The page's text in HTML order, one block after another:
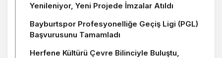
Yenileniyor, Yeni Projede İmzalar Atıldı
Bayburtspor Profesyonelliğe Geçiş Ligi (PGL)
Başvurusunu Tamamladı
Herfene Kültürü Çevre Bilinciyle Buluştu,